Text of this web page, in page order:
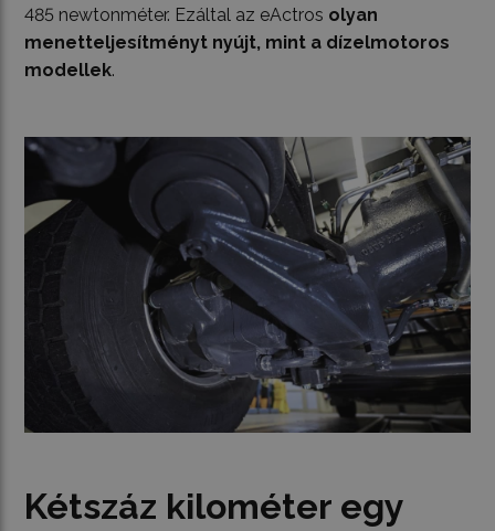
485 newtonméter. Ezáltal az eActros olyan
menetteljesítményt nyújt, mint a dízelmotoros
modellek.
Kétszáz kilométer egy